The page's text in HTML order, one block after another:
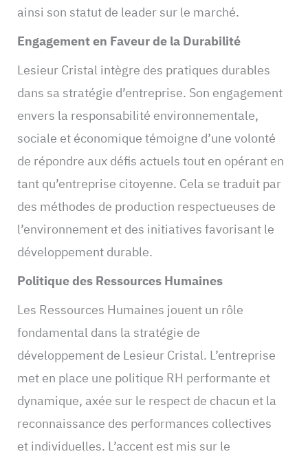
ainsi son statut de leader sur le marché.
Engagement en Faveur de la Durabilité
Lesieur Cristal intègre des pratiques durables
dans sa stratégie d’entreprise. Son engagement
envers la responsabilité environnementale,
sociale et économique témoigne d’une volonté
de répondre aux défis actuels tout en opérant en
tant qu’entreprise citoyenne. Cela se traduit par
des méthodes de production respectueuses de
l’environnement et des initiatives favorisant le
développement durable.
Politique des Ressources Humaines
Les Ressources Humaines jouent un rôle
fondamental dans la stratégie de
développement de Lesieur Cristal. L’entreprise
met en place une politique RH performante et
dynamique, axée sur le respect de chacun et la
reconnaissance des performances collectives
et individuelles. L’accent est mis sur le